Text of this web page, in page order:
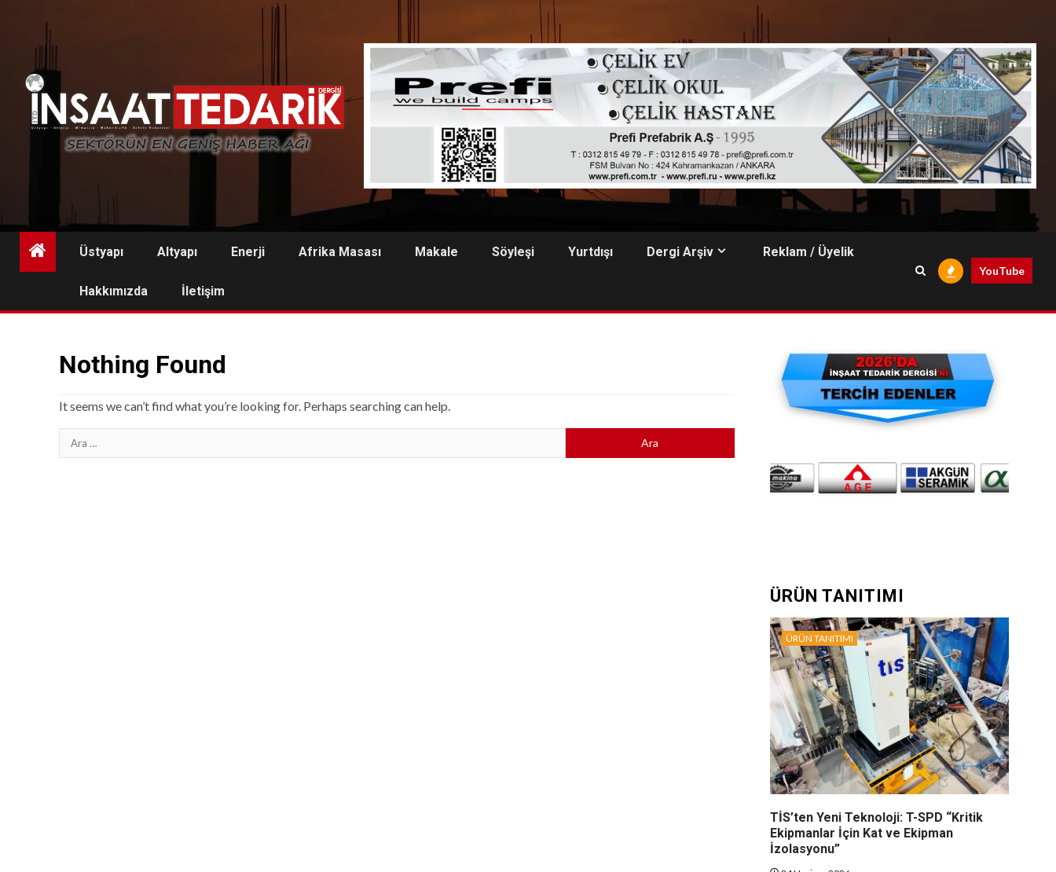
content
Üstyapı Altyapı Enerji Afrika Masası Makale Söyleşi Yurtdışı Dergi Arşiv Reklam / Üyelik
Hakkımızda İletişim
YouTube
Nothing Found
It seems we can’t find what you’re looking for. Perhaps searching can help.
Arama:
ÜRÜN TANITIMI
ÜRÜN TANITIMI
TİS’ten Yeni Teknoloji: T-SPD “Kritik
Ekipmanlar İçin Kat ve Ekipman
İzolasyonu”